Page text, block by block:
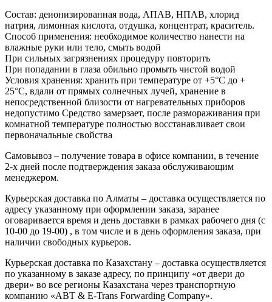
Состав: деионизированная вода, АПАВ, НПАВ, хлорид
натрия, лимонная кислота, отдушка, концентрат, краситель.
Способ применения: необходимое количество нанести на
влажные руки или тело, смыть водой
При сильных загрязнениях процедуру повторить
При попадании в глаза обильно промыть чистой водой
Условия хранения: хранить при температуре от +5°C до +
25°C, вдали от прямых солнечных лучей, хранение в
непосредственной близости от нагревательных приборов
недопустимо Средство замерзает, после размораживания при
комнатной температуре полностью восстанавливает свои
первоначальные свойства
Самовывоз – получение товара в офисе компании, в течение
2-х дней после подтверждения заказа обслуживающим
менеджером.
Курьерская доставка по Алматы – доставка осуществляется по
адресу указанному при оформлении заказа, заранее
оговаривается время и день доставки в рамках рабочего дня (с
10-00 до 19-00) , в том числе и в день оформления заказа, при
наличии свободных курьеров.
Курьерская доставка по Казахстану – доставка осуществляется
по указанному в заказе адресу, по принципу «от двери до
двери» во все регионы Казахстана через транспортную
компанию «ABT & E-Trans Forwarding Company».